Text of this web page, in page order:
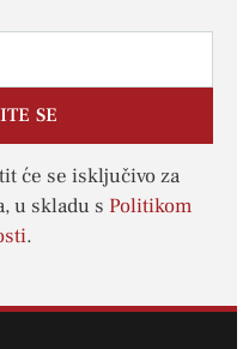
SE
će se isključivo za
u skladu s Politikom
.